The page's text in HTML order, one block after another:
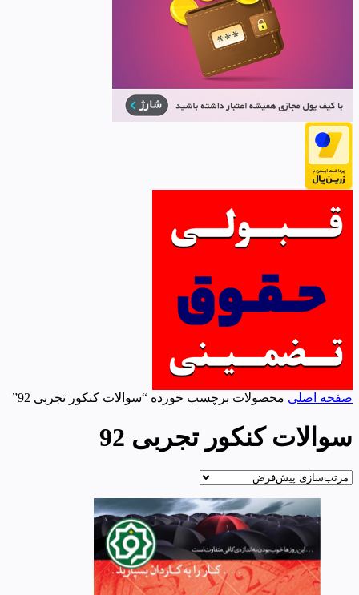
صفحه اصلی محصولات برچسب خورده “سوالات کنکور تجربی 92”
سوالات کنکور تجربی 92